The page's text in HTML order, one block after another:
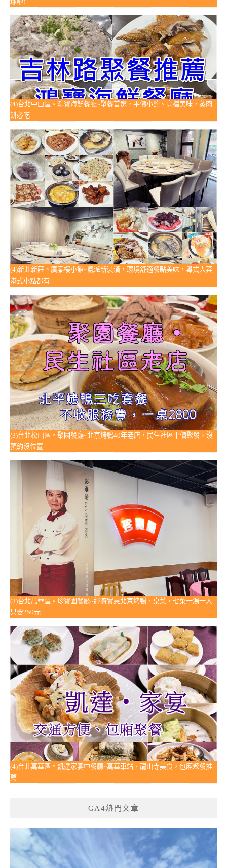
(4)台北中山區。鴻寶海鮮餐廳~聚餐首選，平價小酌、高檔美味，蒸肉
餅必吃
(4)新北新莊。廣泰樓小館~氣派新裝潢，環境舒適餐點美味，粵式大菜
港式小點都有
(3)台北松山區。聚園餐廳~北京烤鴨40年老店，民生社區平價聚餐，沒
預約沒位置
(3)台北萬華區。珍寶園餐廳~經濟實惠北京烤鴨、桌菜，七菜一湯一人
只要250元
(4)台北萬華區。凱達家宴中餐廳~萬華車站、龍山寺美食，包廂聚餐推
薦
GA4熱門文章